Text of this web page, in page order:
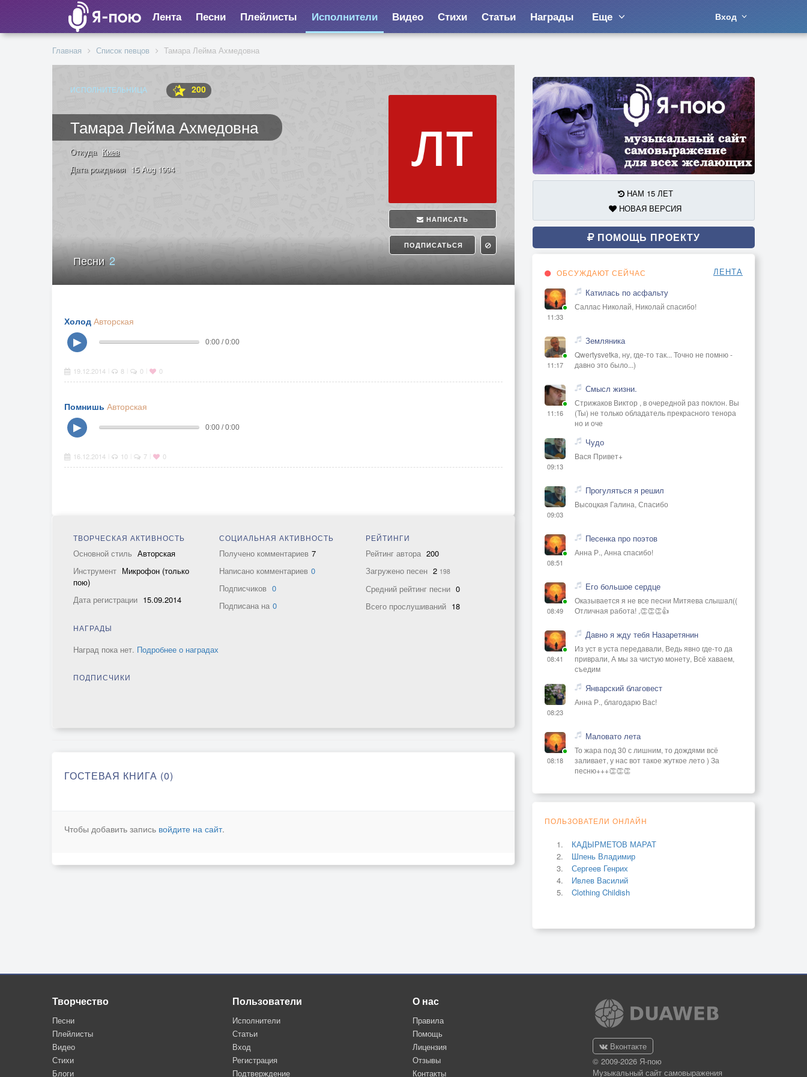
Лента Песни Плейлисты Исполнители Видео Стихи Статьи Награды Еще Вход
Главная Список певцов Тамара Лейма Ахмедовна
ИСПОЛНИТЕЛЬНИЦА 200
Тамара Лейма Ахмедовна
НАПИСАТЬ
ПОДПИСАТЬСЯ
Откуда Киев
Дата рождения 15 Aug 1994
Песни2
Холод Авторская
▶
0:00 / 0:00
19.12.2014 8 0 0
Помнишь Авторская
▶
0:00 / 0:00
16.12.2014 10 7 0
ТВОРЧЕСКАЯ АКТИВНОСТЬ
Основной стиль Авторская
Инструмент Микрофон (только
пою)
Дата регистрации 15.09.2014
СОЦИАЛЬНАЯ АКТИВНОСТЬ
Получено комментариев 7
Написано комментариев 0
Подписчиков 0
Подписана на 0
РЕЙТИНГИ
Рейтинг автора 200
Загружено песен 2 198
Средний рейтинг песни 0
Всего прослушиваний 18
НАГРАДЫ
Наград пока нет. Подробнее о наградах
ПОДПИСЧИКИ
ГОСТЕВАЯ КНИГА (0)
Чтобы добавить запись войдите на сайт.
НАМ 15 ЛЕТ
НОВАЯ ВЕРСИЯ
ПОМОЩЬ ПРОЕКТУ
ОБСУЖДАЮТ СЕЙЧАС ЛЕНТА
11:33
Катилась по асфальту
Саллас Николай, Николай спасибо!
11:17
Земляника
Qwertysvetka, ну, где-то так... Точно не помню -
давно это было...)
11:16
Смысл жизни.
Стрижаков Виктор , в очередной раз поклон. Вы
(Ты) не только обладатель прекрасного тенора
но и оче
09:13
Чудо
Вася Привет+
09:03
Прогуляться я решил
Высоцкая Галина, Спасибо
08:51
Песенка про поэтов
Анна Р., Анна спасибо!
08:49
Его большое сердце
Оказывается я не все песни Митяева слышал((
Отличная работа! ,👏👏👏👍
08:41
Давно я жду тебя Назаретянин
Из уст в уста передавали, Ведь явно где-то да
приврали, А мы за чистую монету, Всё хаваем,
съедим
08:23
Январский благовест
Анна Р., благодарю Вас!
08:18
Маловато лета
То жара под 30 с лишним, то дождями всё
заливает, у нас вот такое жуткое лето ) За
песню+++👏👏👏
ПОЛЬЗОВАТЕЛИ ОНЛАЙН
КАДЫРМЕТОВ МАРАТ
Шпень Владимир
Сергеев Генрих
Ивлев Василий
Clothing Childish
Творчество
Песни
Плейлисты
Видео
Стихи
Блоги
Пользователи
Исполнители
Статьи
Вход
Регистрация
Подтверждение
О нас
Правила
Помощь
Лицензия
Отзывы
Контакты
Вконтакте
© 2009-2026 Я-пою
Музыкальный сайт самовыражения